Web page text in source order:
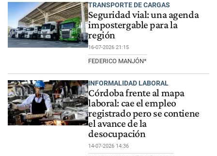
TRANSPORTE DE CARGAS
Seguridad vial: una agenda
impostergable para la
región
16-07-2026 21:15
FEDERICO MANJÓN*
INFORMALIDAD LABORAL
Córdoba frente al mapa
laboral: cae el empleo
registrado pero se contiene
el avance de la
desocupación
14-07-2026 14:36